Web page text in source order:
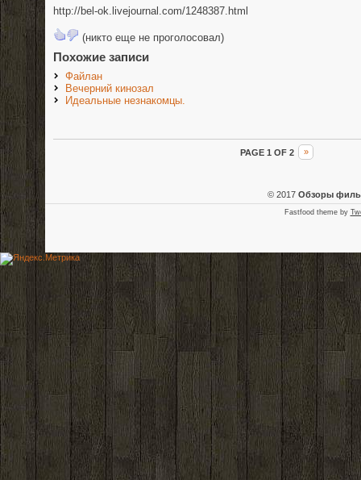
http://bel-ok.livejournal.com/1248387.html
(никто еще не проголосовал)
Похожие записи
Файлан
Вечерний кинозал
Идеальные незнакомцы.
PAGE 1 OF 2 »
© 2017 Обзоры
Fastfood theme by